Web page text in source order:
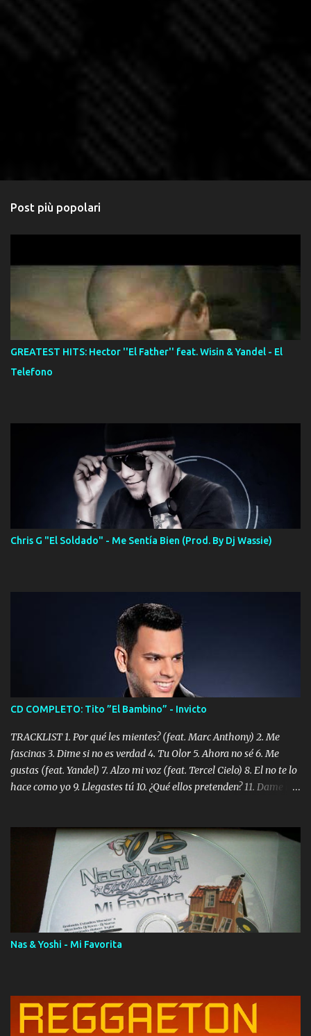
Post più popolari
GREATEST HITS: Hector ''El Father'' feat. Wisin & Yandel - El
Telefono
Chris G "El Soldado" - Me Sentía Bien (Prod. By Dj Wassie)
CD COMPLETO: Tito ”El Bambino” - Invicto
TRACKLIST 1. Por qué les mientes? (feat. Marc Anthony) 2. Me
fascinas 3. Dime si no es verdad 4. Tu Olor 5. Ahora no sé 6. Me
gustas (feat. Yandel) 7. Alzo mi voz (feat. Tercel Cielo) 8. El no te lo
hace como yo 9. Llegastes tú 10. ¿Qué ellos pretenden? 11. Dame la
Digital Booklet – Invicto ----------------------------- Nota:
Album proposto al massimo della qualità in formato iTunes Plus
AAC M4A; comprato su iTunes e a disposizione vostra per il
download. REGGAETON ITALIA Nosotros Somos Los Del
Momento!
Nas & Yoshi - Mi Favorita